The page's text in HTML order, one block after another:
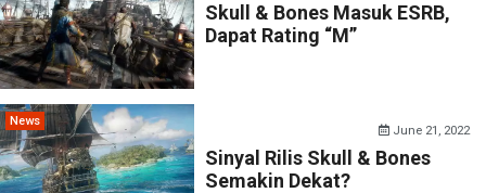
Skull & Bones Masuk ESRB,
Dapat Rating “M”
News
June 21, 2022
Sinyal Rilis Skull & Bones
Semakin Dekat?